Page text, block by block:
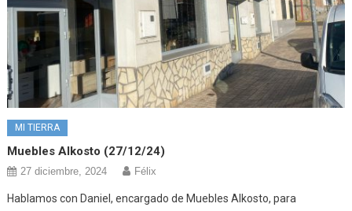
MI TIERRA
Muebles Alkosto (27/12/24)
27 diciembre, 2024 Félix
Hablamos con Daniel, encargado de Muebles Alkosto, para